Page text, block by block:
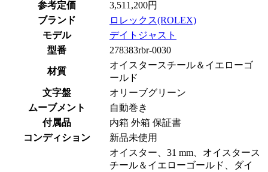
参考定価
3,511,200円
ブランド
ロレックス(ROLEX)
モデル
デイトジャスト
型番
278383rbr-0030
材質
オイスタースチール＆イエローゴ
ールド
文字盤
オリーブグリーン
ムーブメント
自動巻き
付属品
内箱 外箱 保証書
コンディション
新品未使用
オイスター、31 mm、オイスタース
チール＆イエローゴールド、ダイ